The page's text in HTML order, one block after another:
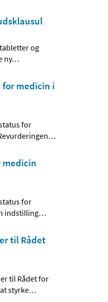
og
ny…
medicin i
for
…
for
indstilling…
til Rådet
til Rådet for
styrke…